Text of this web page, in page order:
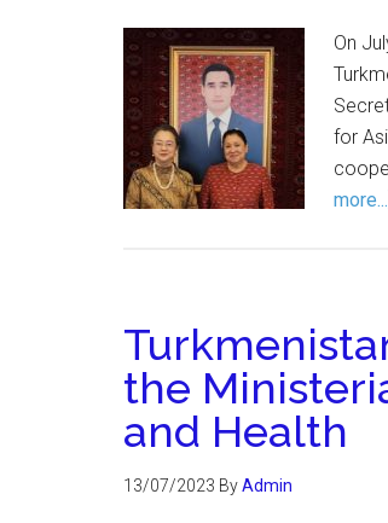
On
for
the
and Health
13/07/2023 ByAdmin